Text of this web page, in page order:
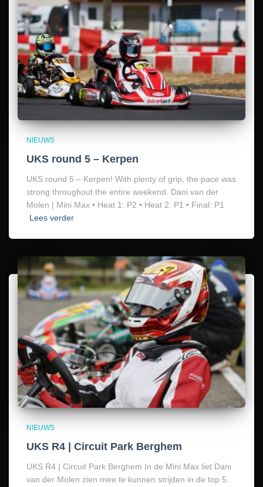
NIEUWS
UKS round 5 – Kerpen
UKS round 5 – Kerpen! With plenty of grip, the pace was
strong throughout the entire weekend. Dani van der
Molen | Mini Max • Heat 1: P2 • Heat 2: P1 • Final: P1
Lees verder
NIEUWS
UKS R4 | Circuit Park Berghem
UKS R4 | Circuit Park Berghem In de Mini Max liet Dani
van der Molen zien mee te kunnen strijden in de top 5.